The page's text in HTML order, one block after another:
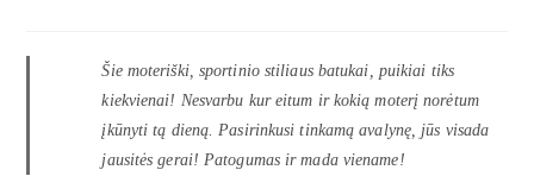
Šie moteriški, sportinio stiliaus batukai, puikiai tiks
kiekvienai! Nesvarbu kur eitum ir kokią moterį norėtum
įkūnyti tą dieną. Pasirinkusi tinkamą avalynę, jūs visada
jausitės gerai! Patogumas ir mada viename!